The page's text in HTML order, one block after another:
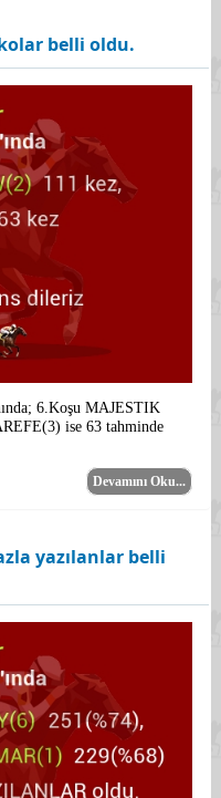
belli oldu.
6.Koşu MAJESTIK
ise 63 tahminde
Devamını Oku...
yazılanlar belli